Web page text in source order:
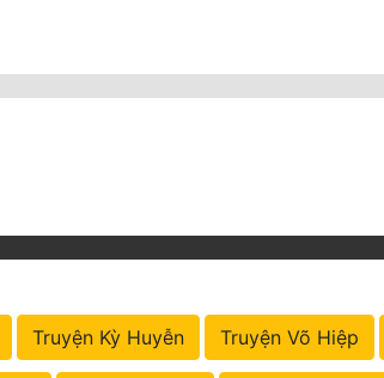
Truyện Kỳ Huyễn Truyện Võ Hiệp